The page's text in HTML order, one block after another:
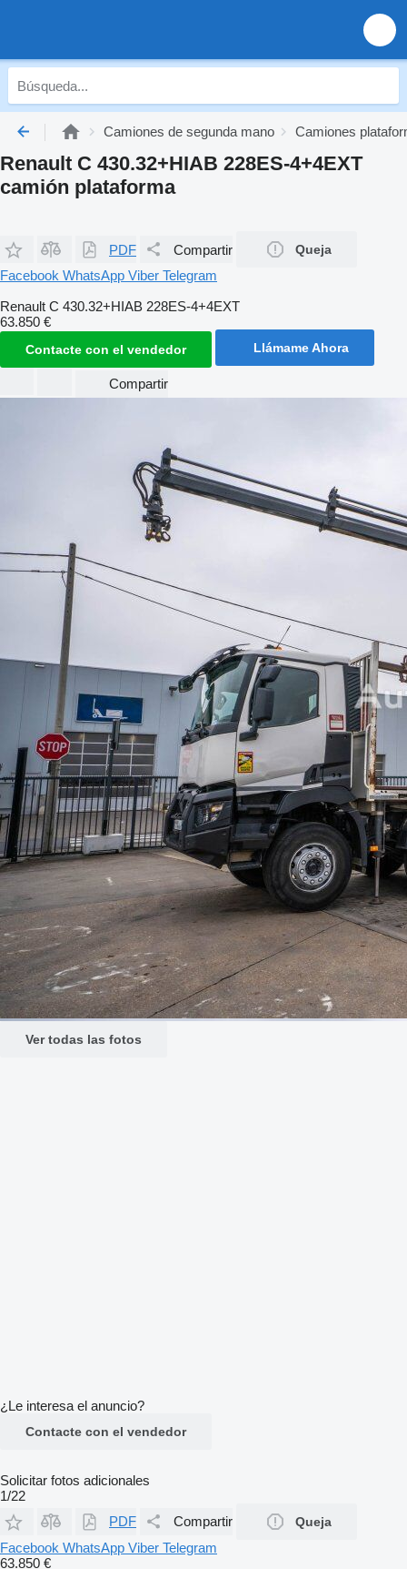
Camiones de segunda mano Camiones
Renault C 430.32+HIAB 228ES-4+4EXT
camión plataforma
PDF Compartir Queja
Facebook WhatsApp Viber Telegram
Renault C 430.32+HIAB 228ES-4+4EXT
63.850 €
Contacte con el vendedor Llámame Ahora
Compartir
Ver todas las fotos
¿Le interesa el anuncio?
Contacte con el vendedor
Solicitar fotos adicionales
1/22
PDF
Compartir Queja
Facebook WhatsApp Viber Telegram
63.850 €